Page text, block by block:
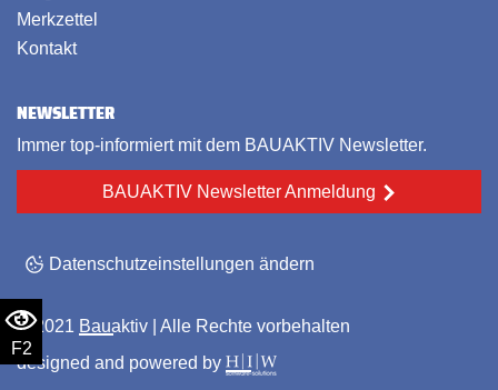
F2
Merkzettel
Kontakt
NEWSLETTER
Immer top-informiert mit dem BAUAKTIV Newsletter.
BAUAKTIV Newsletter Anmeldung
Datenschutzeinstellungen ändern
© 2021 Bauaktiv | Alle Rechte vorbehalten
designed and powered by